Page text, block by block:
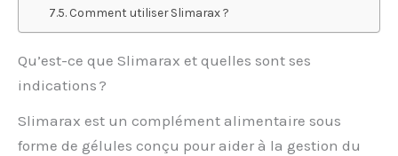
Comment utiliser Slimarax ?
Qu’est-ce que Slimarax et quelles sont ses
indications ?
Slimarax est un complément alimentaire sous
forme de gélules conçu pour aider à la gestion du